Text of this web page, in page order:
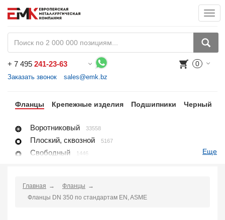
+ 7 495 241-23-63
Заказать звонок sales@emk.bz
0
Фланцы Крепежные изделия Подшипники Черный
Воротниковый 33558
Плоский, сквозной 5167
Свободный 1446
Резьбовой 1650
Воротниковый удлиненный
Еще
Главная
Фланцы
Фланцы DN 350 по стандартам EN, ASME